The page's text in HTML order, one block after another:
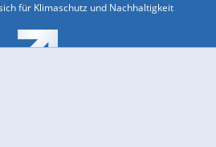
für Klimaschutz und Nachhaltigkeit